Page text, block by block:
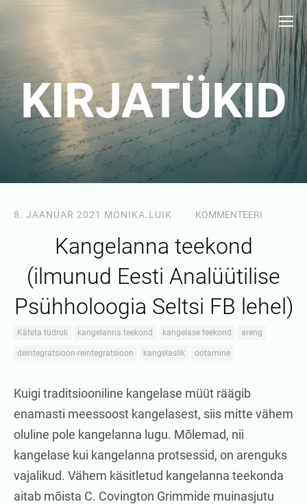
KIRJATÜKID
8. JAANUAR 2021 MONIKA.LUIK KOMMENTEERI
Kangelanna teekond
(ilmunud Eesti Analüütilise
Psühholoogia Seltsi FB lehel)
Käteta tüdruk kangelanna teekond kangelase teekond areng
deintegratsioon-reintegratsioon kangelaslik ootamine
Kuigi traditsiooniline kangelase müüt räägib
enamasti meessoost kangelasest, siis mitte vähem
oluline pole kangelanna lugu. Mõlemad, nii
kangelase kui kangelanna protsessid, on arenguks
vajalikud. Vähem käsitletud kangelanna teekonda
aitab mõista C. Covington Grimmide muinasjutu